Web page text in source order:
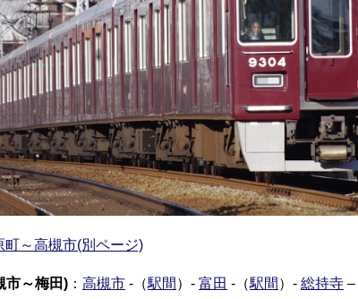
町～高槻市(別ページ)
市～梅田) ： 高槻市 -（駅間 ）- 富田 -（駅間 ）- 総持寺 –